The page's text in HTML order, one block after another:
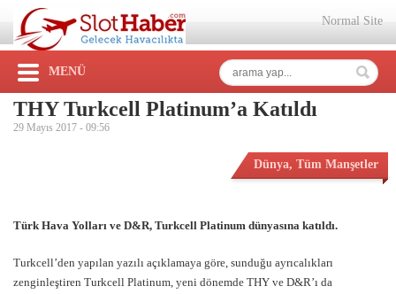
Normal Site
MENÜ
THY Turkcell Platinum’a Katıldı
29 Mayıs 2017 - 09:56
Dünya, Tüm Manşetler
Türk Hava Yolları ve D&R, Turkcell Platinum dünyasına katıldı.
Turkcell’den yapılan yazılı açıklamaya göre, sunduğu ayrıcalıkları
zenginleştiren Turkcell Platinum, yeni dönemde THY ve D&R’ı da